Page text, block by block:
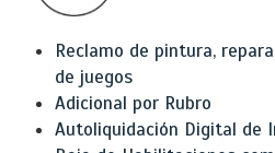
Reclamo de pintura,
de juegos
Adicional por Rubro
Autoliquidación Digital de